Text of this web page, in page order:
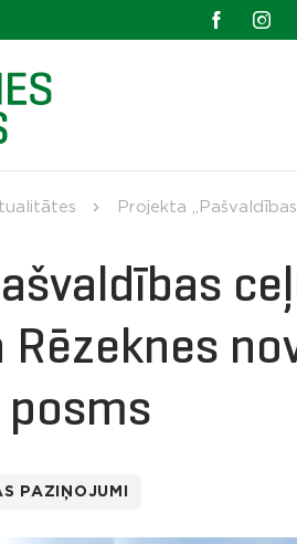
Projekta
PAZIŅOJUMI